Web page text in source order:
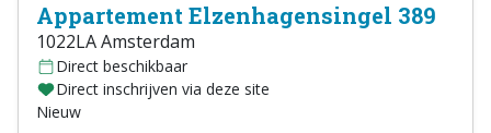
Appartement Elzenhagensingel 389
1022LA Amsterdam
Direct beschikbaar
Direct inschrijven via deze site
Nieuw